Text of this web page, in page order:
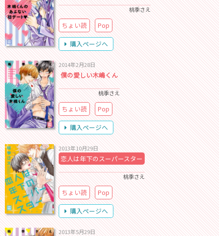
桃季さえ
ちょい読
Pop
購入ページへ
2014年2月28日
僕の愛しい木嶋くん
桃季さえ
ちょい読
Pop
購入ページへ
2013年10月29日
恋人は年下のスーパースター
桃季さえ
ちょい読
Pop
購入ページへ
2013年5月29日